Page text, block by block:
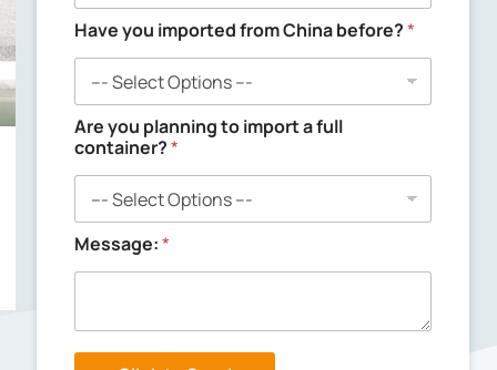
Have you imported from China before?*
Are you planning to import a full
container?*
M
e
s
g
e
Message:*